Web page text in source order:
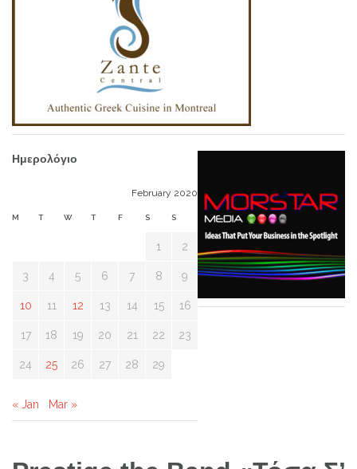
Ημερολόγιο
February 2020
M T W T F S S
1 2
3 4 5 6 7 8 9
10 11 12 13 14 15 16
17 18 19 20 21 22 23
24 25 26 27 28 29
« Jan Mar »